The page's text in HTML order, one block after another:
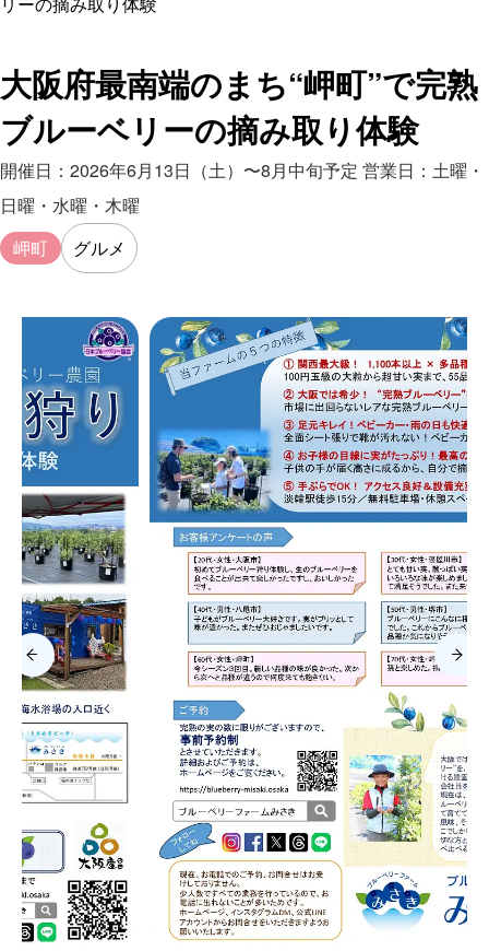
大阪府最南端のまち“岬町”で完熟
ブルーベリーの摘み取り体験
開催日：2026年6月13日（土）〜8月中旬予定 営業日：土曜・
日曜・水曜・木曜
岬町
グルメ